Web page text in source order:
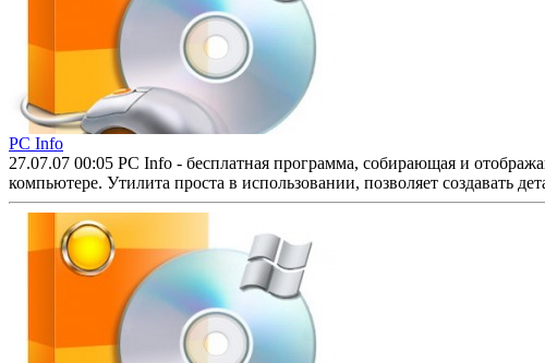
PC Info
27.07.07 00:05 PC Info - бесплатная программа, собирающая и
компьютере. Утилита проста в использовании, позволяет создавать